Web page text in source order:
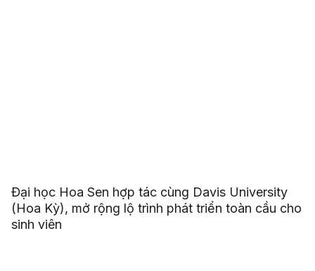
Đại học Hoa Sen hợp tác cùng Davis University
(Hoa Kỳ), mở rộng lộ trình phát triển toàn cầu cho
sinh viên